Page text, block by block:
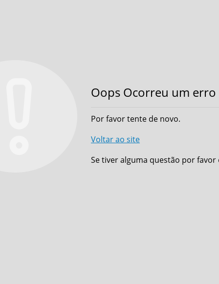
Oops Ocorreu um
Por favor tente de novo.
Voltar ao site
Se tiver alguma questão por favor